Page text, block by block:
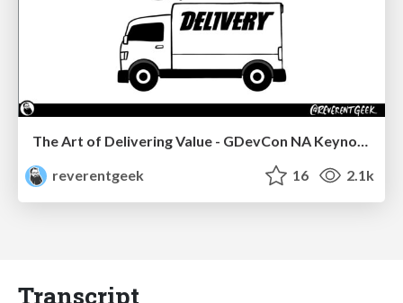
The Art of Delivering Value - GDevCon NA Keynote
reverentgeek
16 2.1k
Transcript